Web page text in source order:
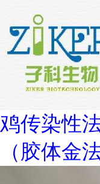
鸡传染性
（胶体金法